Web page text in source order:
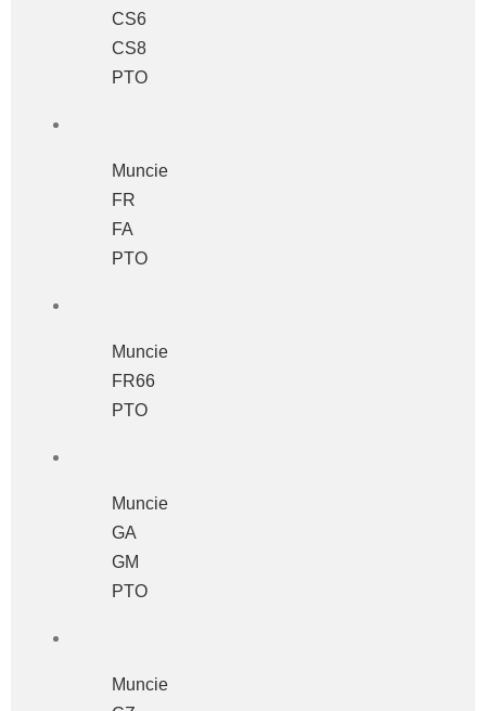
CS6
CS8
PTO
Muncie
FR
FA
PTO
Muncie
FR66
PTO
Muncie
GA
GM
PTO
Muncie